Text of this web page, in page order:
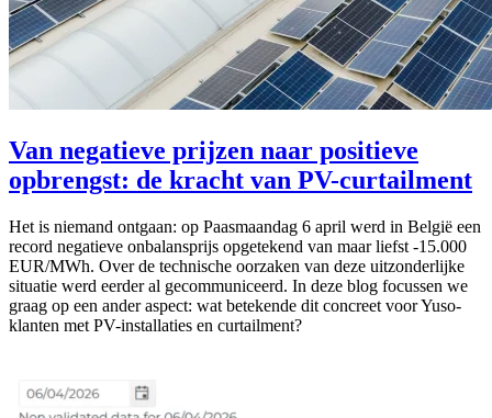
Van negatieve prijzen naar positieve
opbrengst: de kracht van PV-curtailment
Het is niemand ontgaan: op Paasmaandag 6 april werd in België een
record negatieve onbalansprijs opgetekend van maar liefst -15.000
EUR/MWh. Over de technische oorzaken van deze uitzonderlijke
situatie werd eerder al gecommuniceerd. In deze blog focussen we
graag op een ander aspect: wat betekende dit concreet voor Yuso-
klanten met PV-installaties en curtailment?